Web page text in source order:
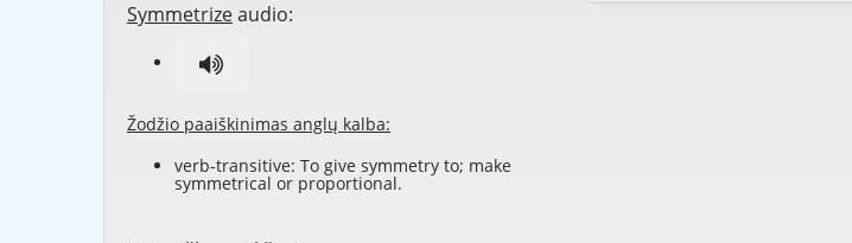
Symmetrizeaudio:
Žodžio paaiškinimas anglų kalba:
verb-transitive: To give symmetry to; make
symmetrical or proportional.